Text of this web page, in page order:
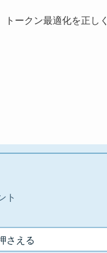
ークン最適化を正し
ト
さえる